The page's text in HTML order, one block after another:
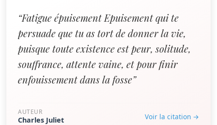
“Fatigue épuisement Epuisement qui te
persuade que tu as tort de donner la vie,
puisque toute existence est peur, solitude,
souffrance, attente vaine, et pour finir
enfouissement dans la fosse”
AUTEUR
Charles Juliet Voir la citation →